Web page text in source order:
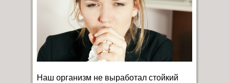
Наш организм не выработал стойкий